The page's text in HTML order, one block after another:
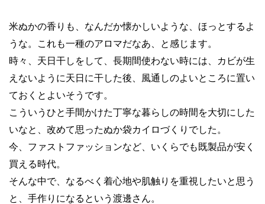
米ぬかの香りも、なんだか懐かしいような、ほっとするよ
うな。これも一種のアロマだなあ、と感じます。
時々、天日干しをして、長期間使わない時には、カビが生
えないように天日に干した後、風通しのよいところに置い
ておくとよいそうです。
こういうひと手間かけた丁寧な暮らしの時間を大切にした
いなと、改めて思ったぬか袋カイロづくりでした。
今、ファストファッションなど、いくらでも既製品が安く
買える時代。
そんな中で、なるべく着心地や肌触りを重視したいと思う
と、手作りになるという渡邊さん。